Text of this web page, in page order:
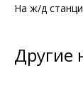
На ж/д
Другие